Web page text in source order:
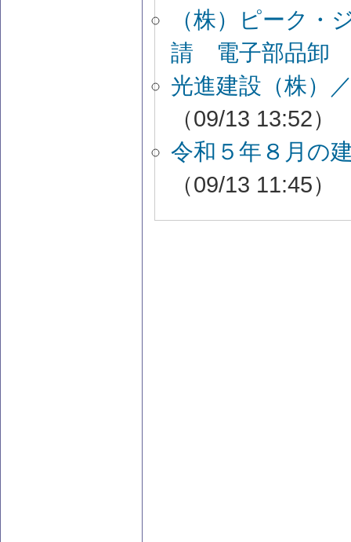
（株）ピーク・
請 電子部品卸
光進建設（株）
（09/13 13:52）
令和５年８月の
（09/13 11:45）